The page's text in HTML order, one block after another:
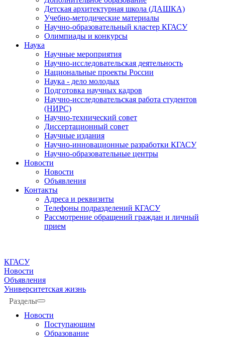
Детская архитектурная школа (ДАШКА)
Учебно-методические материалы
Научно-образовательный кластер КГАСУ
Олимпиады и конкурсы
Наука
Научные мероприятия
Научно-исследовательская деятельность
Национальные проекты России
Наука - дело молодых
Подготовка научных кадров
Научно-исследовательская работа студентов
(НИРС)
Научно-технический совет
Диссертационный совет
Научные издания
Научно-инновационные разработки КГАСУ
Научно-образовательные центры
Новости
Новости
Объявления
Контакты
Адреса и реквизиты
Телефоны подразделений КГАСУ
Рассмотрение обращений граждан и личный
прием
КГАСУ
Новости
Объявления
Университетская жизнь
Разделы
Новости
Поступающим
Образование